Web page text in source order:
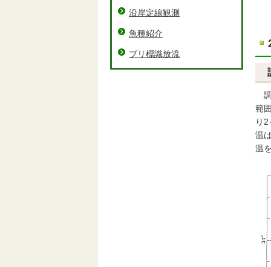
調
範
り
温
温
沿岸定線観測
魚種紹介
ブリ標識放流